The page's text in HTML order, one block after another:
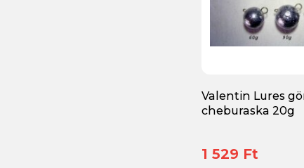
Valentin Lures
cheburaska 20g
1 529 Ft